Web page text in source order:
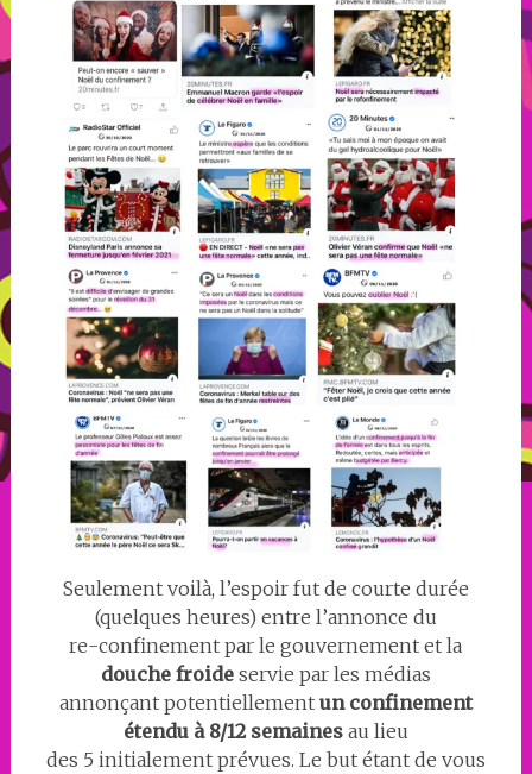
Seulement voilà, l’espoir fut de courte durée
(quelques heures) entre l’annonce du
re-confinement par le gouvernement et la
douche froideservie par les médias
annonçant potentiellementun confinement
étendu à 8/12 semainesau lieu
des 5 initialement prévues. Le but étant de vous